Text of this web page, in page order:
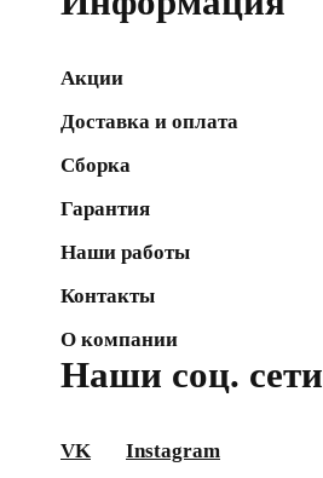
Акции
Доставка и оплата
Сборка
Гарантия
Наши работы
Контакты
О компании
Наши соц. сети
VK Instagram